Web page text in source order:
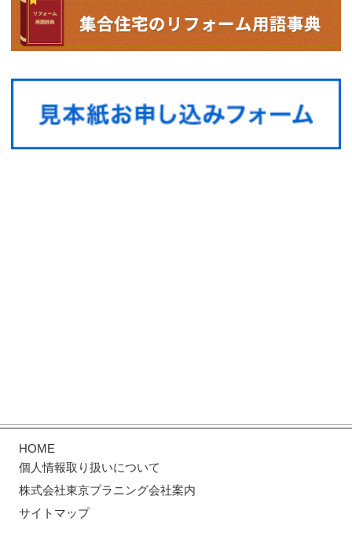
HOME
個人情報取り扱いについて
株式会社東京プラニング会社案内
サイトマップ